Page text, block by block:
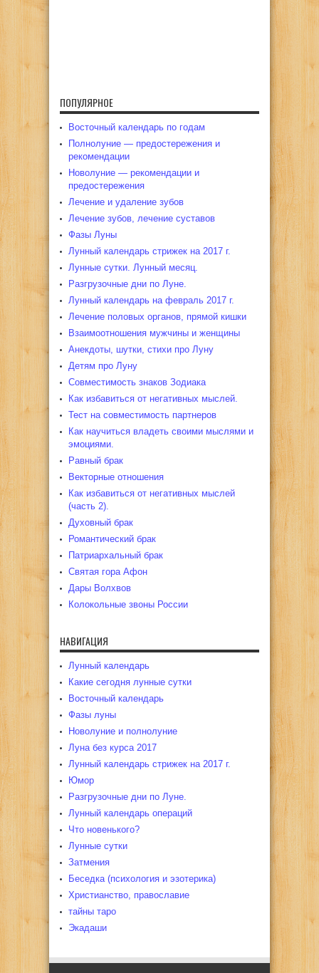
ПОПУЛЯРНОЕ
Восточный календарь по годам
Полнолуние — предостережения и
рекомендации
Новолуние — рекомендации и
предостережения
Лечение и удаление зубов
Лечение зубов, лечение суставов
Фазы Луны
Лунный календарь стрижек на 2017 г.
Лунные сутки. Лунный месяц.
Разгрузочные дни по Луне.
Лунный календарь на февраль 2017 г.
Лечение половых органов, прямой кишки
Взаимоотношения мужчины и женщины
Анекдоты, шутки, стихи про Луну
Детям про Луну
Совместимость знаков Зодиака
Как избавиться от негативных мыслей.
Тест на совместимость партнеров
Как научиться владеть своими мыслями и
эмоциями.
Равный брак
Векторные отношения
Как избавиться от негативных мыслей
(часть 2).
Духовный брак
Романтический брак
Патриархальный брак
Святая гора Афон
Дары Волхвов
Колокольные звоны России
НАВИГАЦИЯ
Лунный календарь
Какие сегодня лунные сутки
Восточный календарь
Фазы луны
Новолуние и полнолуние
Луна без курса 2017
Лунный календарь стрижек на 2017 г.
Юмор
Разгрузочные дни по Луне.
Лунный календарь операций
Что новенького?
Лунные сутки
Затмения
Беседка (психология и эзотерика)
Христианство, православие
тайны таро
Экадаши